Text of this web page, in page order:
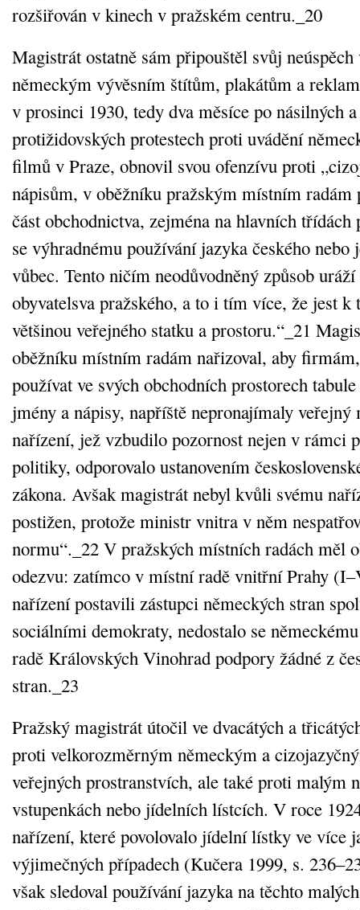
rozšiřován v kinech v pražském centru._20
Magistrát ostatně sám připouštěl svůj
německým vývěsním štítům, plakátům a
v prosinci 1930, tedy dva měsíce po násilných
protižidovských protestech proti uvádění
filmů v Praze, obnovil svou ofenzívu proti
nápisům, v oběžníku pražským místním radám
část obchodnictva, zejména na hlavních třídách
se výhradnému používání jazyka českého nebo
vůbec. Tento ničím neodůvodněný způsob
obyvatelsva pražského, a to i tím více, že jest k
většinou veřejného statku a prostoru.“_21
oběžníku místním radám nařizoval, aby
používat ve svých obchodních prostorech
jmény a nápisy, napříště nepronajímaly veřejný
nařízení, jež vzbudilo pozornost nejen v rámci
politiky, odporovalo ustanovením
zákona. Avšak magistrát nebyl kvůli svému
postižen, protože ministr vnitra v něm
normu“._22 V pražských místních radách měl
odezvu: zatímco v místní radě vnitřní Prahy
nařízení postavili zástupci německých stran
sociálními demokraty, nedostalo se
radě Královských Vinohrad podpory žádné z
stran._23
Pražský magistrát útočil ve dvacátých a
proti velkorozměrným německým a
veřejných prostranstvích, ale také proti malým
vstupenkách nebo jídelních lístcích. V roce
nařízení, které povolovalo jídelní lístky ve více
výjimečných případech (Kučera 1999, s.
však sledoval používání jazyka na těchto